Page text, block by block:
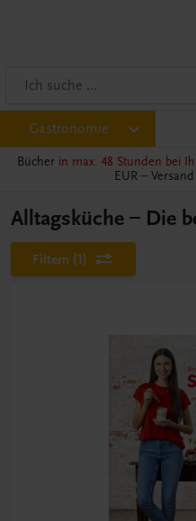
Gastronomie
Bücher in max. 48 Stunden bei
EUR –
Alltagsküche – Die
Filtern (1)